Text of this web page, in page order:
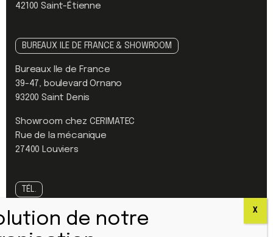
42100 Saint-Étienne
BUREAUX ILE DE FRANCE & SHOWROOM
Bureaux Ile de France
39-47, boulevard Ornano
93200 Saint Denis
Showroom chez CERIMATEC
Rue de la mécanique
27400 Louviers
TÉL.
Standard :
04 77 42 61 61
Urgence SAV : 04 77 42 60 25